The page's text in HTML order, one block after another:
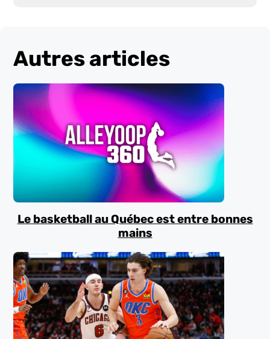
Autres articles
Le basketball au Québec est entre bonnes
mains